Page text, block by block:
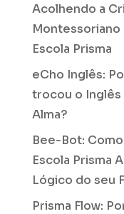
Acolhendo a
Montessoriano
Escola Prisma
eCho Inglês:
trocou o Inglês
Alma?
Bee-Bot:
Escola Prisma
Lógico do seu
Prisma Flow: